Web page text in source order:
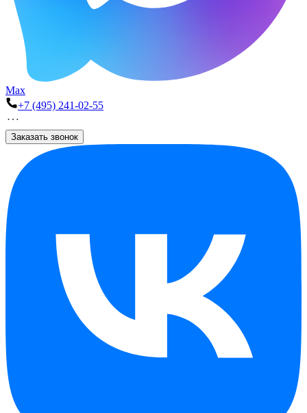
Max
+7 (495) 241-02-55
Заказать звонок